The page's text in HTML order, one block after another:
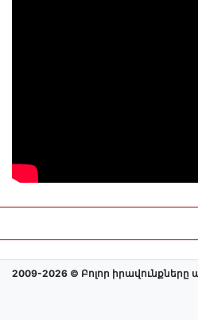
2009-2026 © Բոլոր